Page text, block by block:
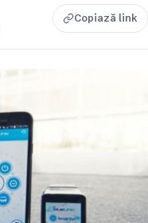
Copiază link